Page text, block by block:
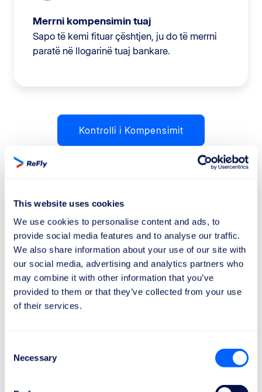
This website uses cookies
We use cookies to personalise content and ads, to
provide social media features and to analyse our traffic.
We also share information about your use of our site with
our social media, advertising and analytics partners who
may combine it with other information that you’ve
provided to them or that they’ve collected from your use
of their services.
Selection
Necessary
Merrni kompensimin tuaj
Sapo të kemi fituar çështjen, ju do të merrni
paratë në llogarinë tuaj bankare.
Kontrolli i Kompensimit
vonesës së fluturimit, ju ndihmon të
përjetoni më mirë udhëtimin!
Të drejtat e pasagjerëve ajrorë në rast të
vonesës së fluturimit brenda Bashkimit
Evropian janë të rregulluara nga Rregullorja
(KE) nr. 261/2004. Këtu është një listë e të
Kompanitë ajrore janë të detyruara të informojnë
pasagjerët për të drejtat e tyre në rast të vonesave.